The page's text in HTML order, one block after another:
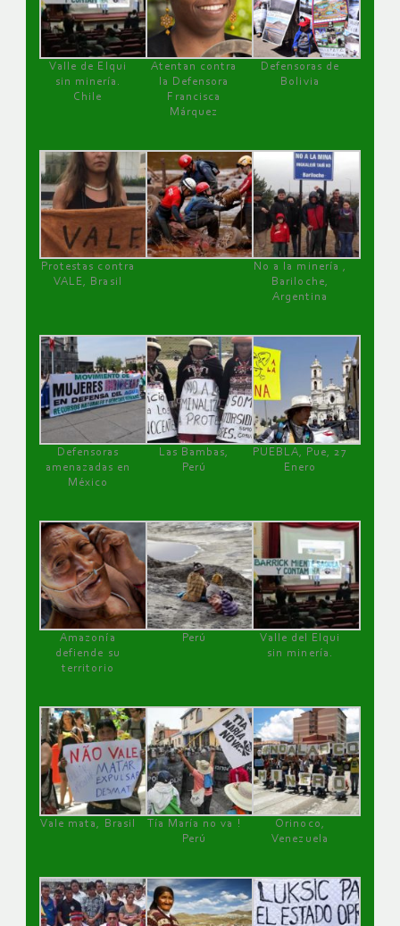
Valle de Elqui
sin minería.
Chile
Atentan contra
la Defensora
Francisca
Márquez
Defensoras de
Bolivia
Protestas contra
VALE, Brasil
No a la minería ,
Bariloche,
Argentina
Defensoras
amenazadas en
México
Las Bambas,
Perú
PUEBLA, Pue, 27
Enero
Amazonía
defiende su
territorio
Perú
Valle del Elqui
sin minería.
Vale mata, Brasil
Tía María no va !
Perú
Orinoco,
Venezuela